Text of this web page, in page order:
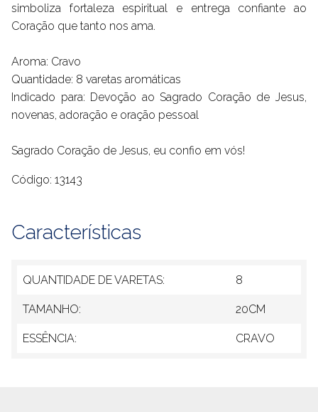
simboliza fortaleza espiritual e entrega confiante ao
Coração que tanto nos ama.
Aroma: Cravo
Quantidade: 8 varetas aromáticas
Indicado para: Devoção ao Sagrado Coração de Jesus,
novenas, adoração e oração pessoal
Sagrado Coração de Jesus, eu confio em vós!
Código: 13143
Características
QUANTIDADE DE VARETAS: 8
TAMANHO: 20CM
ESSÊNCIA: CRAVO